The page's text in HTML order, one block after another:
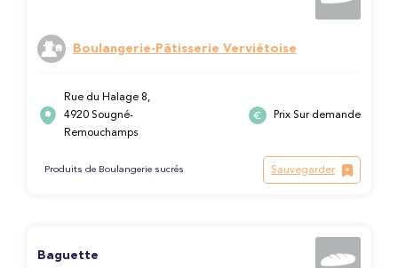
Boulangerie-Pâtisserie Verviétoise
Rue du Halage 8,
4920 Sougné-
Remouchamps
Prix Sur demande
Produits de Boulangerie sucrés Sauvegarder
Baguette